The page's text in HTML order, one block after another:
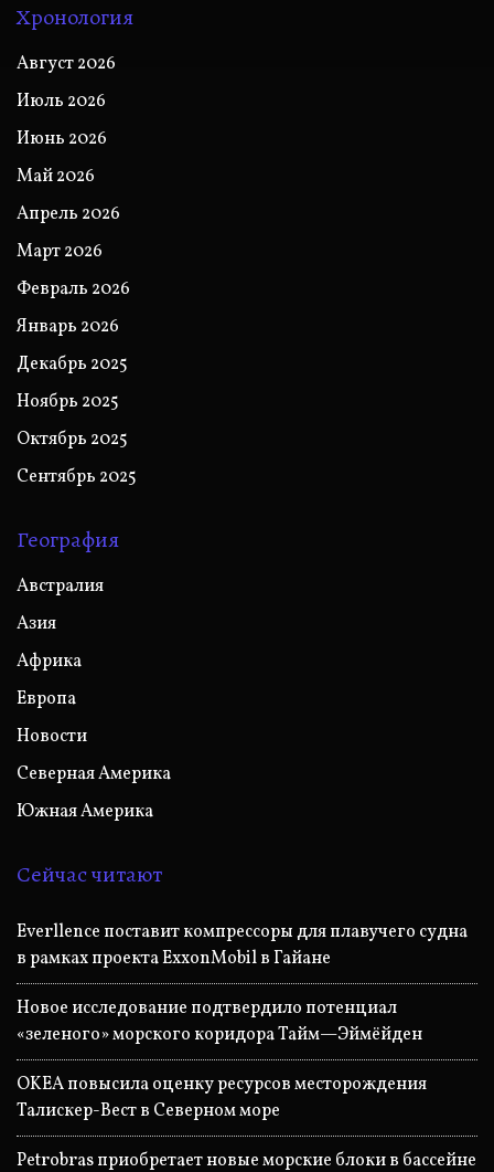
Хронология
Август 2026
Июль 2026
Июнь 2026
Май 2026
Апрель 2026
Март 2026
Февраль 2026
Январь 2026
Декабрь 2025
Ноябрь 2025
Октябрь 2025
Сентябрь 2025
География
Австралия
Азия
Африка
Европа
Новости
Северная Америка
Южная Америка
Сейчас читают
Everllence поставит компрессоры для плавучего судна
в рамках проекта ExxonMobil в Гайане
Новое исследование подтвердило потенциал
«зеленого» морского коридора Тайм—Эймёйден
OKEA повысила оценку ресурсов месторождения
Талискер-Вест в Северном море
Petrobras приобретает новые морские блоки в бассейне